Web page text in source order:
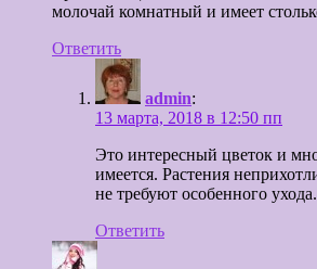
молочай комнатный и имеет
Ответить
admin:
13 марта, 2018 в 12:50 пп
Это интересный цветок и
имеется. Растения
не требуют особенного ухода.
Ответить